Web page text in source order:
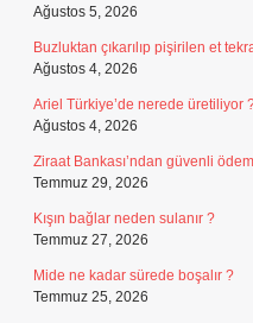
Ağustos 5, 2026
Buzluktan çıkarılıp pişirilen et
Ağustos 4, 2026
Ariel Türkiye’de nerede üretiliyor
Ağustos 4, 2026
Ziraat Bankası’ndan güvenli
Temmuz 29, 2026
Kışın bağlar neden sulanır ?
Temmuz 27, 2026
Mide ne kadar sürede boşalır ?
Temmuz 25, 2026